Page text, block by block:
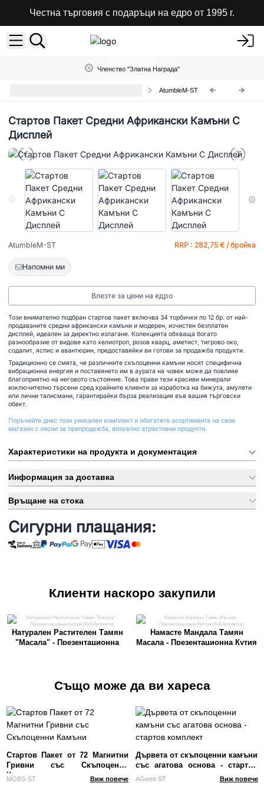
Честна търговия с подаръци на едро от 1995 г.
Членство "Златна Награда"
AtumbleM-ST
Стартов Пакет Средни Африкански Камъни С
Дисплей
AtumbleM-ST RRP : 282,75 € / бройка
Напомни ми
Влезте за цени на едро
Този внимателно подбран стартов пакет включва 34 торбички по 12 бр. от най-
продаваните средни африкански камъни и модерен, изчистен безплатен
дисплей, идеален за директно излагане. Колекцията обхваща богато
разнообразие от видове като хелиотроп, розов кварц, аметист, тигрово око,
содалит, яспис и авантюрин, предоставяйки ви готови за продажба продукти.
Традиционно се смята, че различните скъпоценни камъни носят специфична
вибрационна енергия и поставянето им в аурата на човек може да повлияе
благоприятно на неговото състояние. Това прави тези красиви минерали
изключително търсени сред крайните клиенти за изработка на бижута, амулети
или лични талисмани, гарантирайки бърза реализация във вашия търговски
обект.
Поръчайте днес този уникален комплект и обогатете асортимента на своя
магазин с лесни за препродажба, визуално атрактивни продукти.
Характеристики на продукта и документация
Информация за доставка
Връщане на стока
Сигурни плащания:
Клиенти наскоро закупили
Натурален Растителен Тамян
"Масала" - Презентационна
Намасте Мандала Тамян
Масала - Презентационна Кутия
Също може да ви хареса
Стартов Пакет от 72 Магнитни
Гривни със Скъпоценни
Камъни
MGBS-ST Виж повече
Дървета от скъпоценни камъни
със агатова основа - стартов
комплект
AGemt-ST Виж повече